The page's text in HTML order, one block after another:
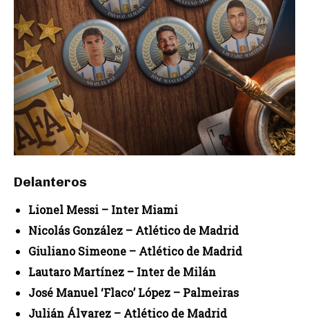
Delanteros
Lionel Messi – Inter Miami
Nicolás González – Atlético de Madrid
Giuliano Simeone – Atlético de Madrid
Lautaro Martínez – Inter de Milán
José Manuel ‘Flaco’ López – Palmeiras
Julián Álvarez – Atlético de Madrid